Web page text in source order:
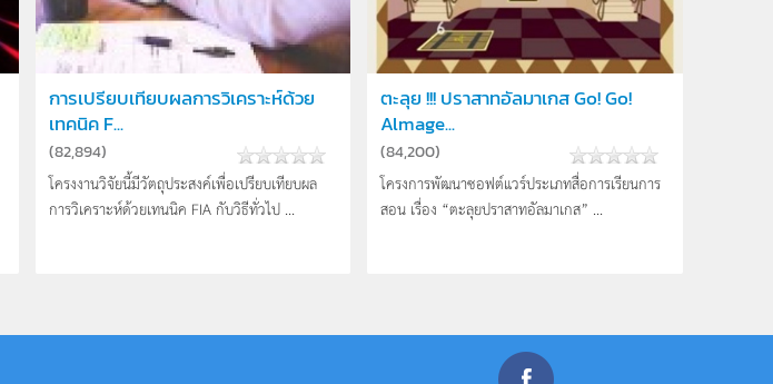
การเปรียบเทียบผลการวิเคราะห์ด้วย
เทคนิค F...
(82,894)
โครงงานวิจัยนี้มีวัตถุประสงค์เพื่อเปรียบเทียบผล
การวิเคราะห์ด้วยเทนนิค FIA กับวิธีทั่วไป ...
ตะลุย !!! ปราสาทอัลมาเกส Go! Go!
Almage...
(84,200)
โครงการพัฒนาซอฟต์แวร์ประเภทสื่อการเรียนการ
สอน เรื่อง “ตะลุยปราสาทอัลมาเกส” ...